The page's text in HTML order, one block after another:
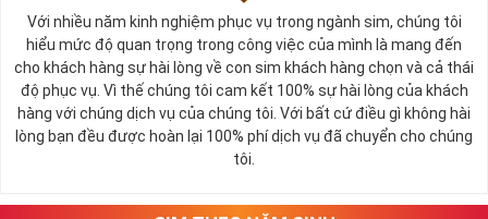
Sim Lục Quý 8 Có Ý Nghĩa Gì?
Với những người có mệnh hợp với con số 8 này thường thì họ sẽ
vào quá trình làm việc, họ luôn biết giữ kỷ luật, có cá tính và ý chí
Với nhiều năm kinh nghiệm phục vụ trong ngành sim, chúng tôi
hiểu mức độ quan trọng trong công việc của mình là mang đến
cho khách hàng sự hài lòng về con sim khách hàng chọn và cả thái
độ phục vụ. Vì thế chúng tôi cam kết 100% sự hài lòng của khách
hàng với chúng dịch vụ của chúng tôi. Với bất cứ điều gì không hài
lòng bạn đều được hoàn lại 100% phí dịch vụ đã chuyển cho chúng
tôi.